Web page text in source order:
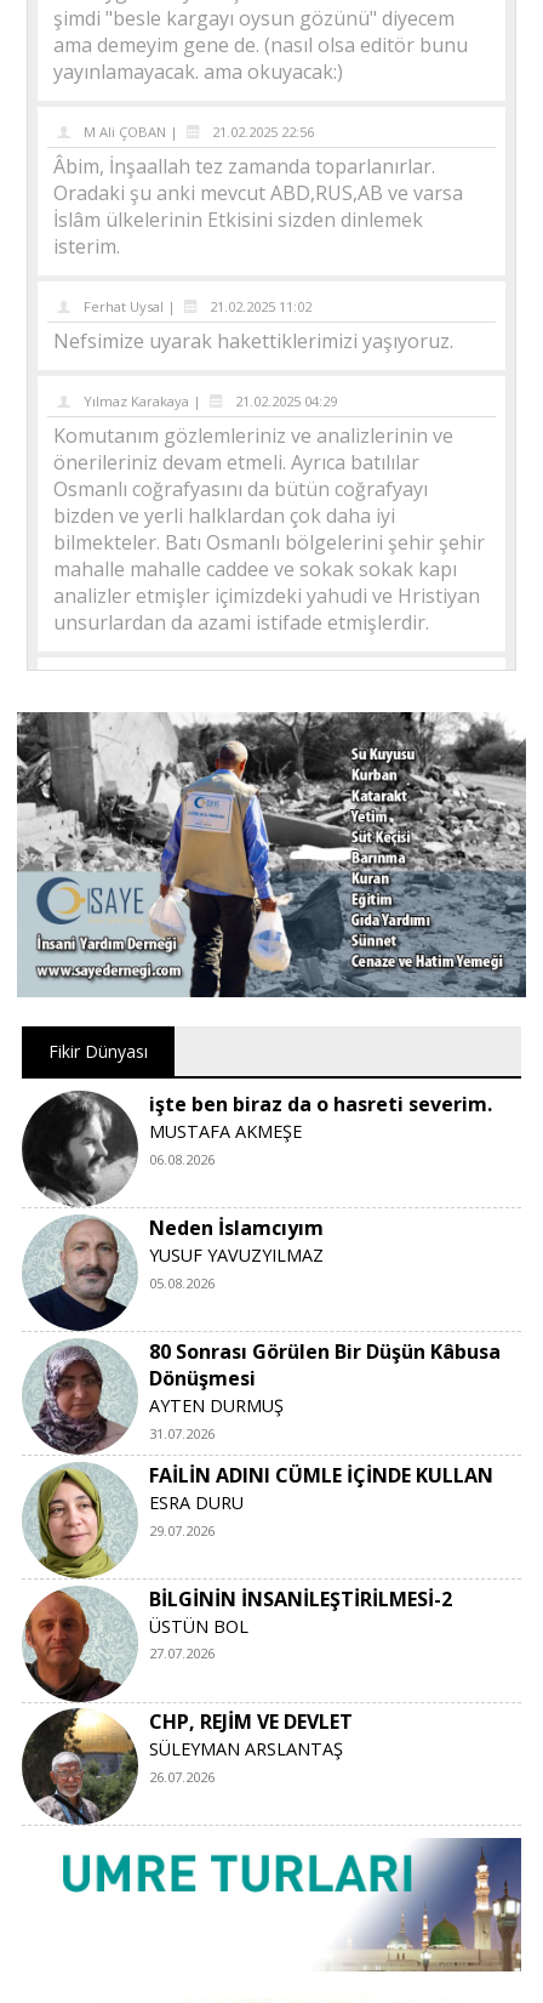
şimdi "besle kargayı oysun gözünü" diyecem
ama demeyim gene de. (nasıl olsa editör bunu
yayınlamayacak. ama okuyacak:)
M Ali ÇOBAN | 21.02.2025 22:56
Âbim, İnşaallah tez zamanda toparlanırlar.
Oradaki şu anki mevcut ABD,RUS,AB ve varsa
İslâm ülkelerinin Etkisini sizden dinlemek
isterim.
Ferhat Uysal | 21.02.2025 11:02
Nefsimize uyarak hakettiklerimizi yaşıyoruz.
Yılmaz Karakaya | 21.02.2025 04:29
Komutanım gözlemleriniz ve analizlerinin ve
önerileriniz devam etmeli. Ayrıca batılılar
Osmanlı coğrafyasını da bütün coğrafyayı
bizden ve yerli halklardan çok daha iyi
bilmekteler. Batı Osmanlı bölgelerini şehir şehir
mahalle mahalle caddee ve sokak sokak kapı
analizler etmişler içimizdeki yahudi ve Hristiyan
unsurlardan da azami istifade etmişlerdir.
Evet medeniyetin beşiği topraklar tarih boyunca
savaşlara sahne olmuş, tahammülsüzlüklerin
batı mimsiz medeniyetin kaşımasıyla kardeş
kavgasına, zaman zaman da Kudüs sevdasıyla
bizzat kendileri bu coğrafyada huzursuzluk
kaynağı olmuşlar.19.yüzyıl sonundan itibaren
ekonomik amaçlarla bölge çıkar çatışmalarına
sahne olmuş, kardeş kardeşe düşman edilmiştir.
Mezhep çatışmaları son bulmalı, istikrarlı bir
Suriye inşa edilmelidir. Kardeş kardeşi
kucaklamalı, yaralarını sarmalıdır.
Fikir Dünyası
işte ben biraz da o hasreti severim.
MUSTAFA AKMEŞE
06.08.2026
Neden İslamcıyım
YUSUF YAVUZYILMAZ
05.08.2026
80 Sonrası Görülen Bir Düşün Kâbusa
Dönüşmesi
AYTEN DURMUŞ
31.07.2026
FAİLİN ADINI CÜMLE İÇİNDE KULLAN
ESRA DURU
29.07.2026
BİLGİNİN İNSANİLEŞTİRİLMESİ-2
ÜSTÜN BOL
27.07.2026
CHP, REJİM VE DEVLET
SÜLEYMAN ARSLANTAŞ
26.07.2026